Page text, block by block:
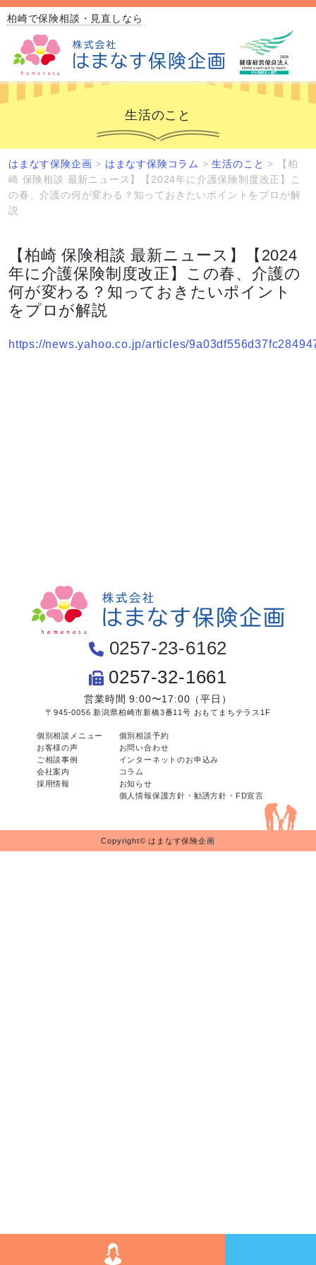
柏崎で保険相談・見直しなら
生活のこと
はまなす保険企画 > はまなす保険コラム >生活のこと >
【柏
崎 保険相談 最新ニュース】【2024年に介護保険制度改正】こ
の春、介護の何が変わる？知っておきたいポイントをプロが解
説
【柏崎 保険相談 最新ニュース】【2024
年に介護保険制度改正】この春、介護の
何が変わる？知っておきたいポイント
をプロが解説
https://news.yahoo.co.jp/articles/
0257-23-6162
0257-32-1661
営業時間 9:00〜17:00（平日）
〒945-0056 新潟県柏崎市新橋3番11号 おもてまちテラス1F
個別相談メニュー
お客様の声
ご相談事例
会社案内
採用情報
個別相談予約
お問い合わせ
インターネットのお申込み
コラム
お知らせ
個人情報保護方針・勧誘方針・FD宣言
Copyright© はまなす保険企画